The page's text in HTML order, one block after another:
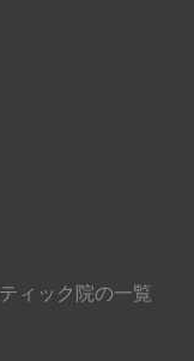
ィック院の一覧